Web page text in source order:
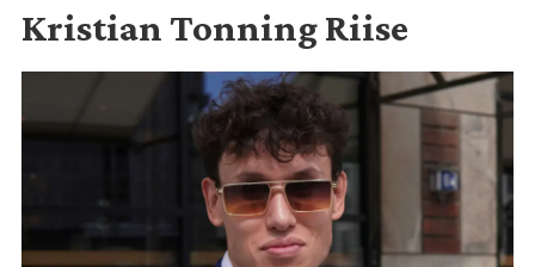
Kristian Tonning Riise